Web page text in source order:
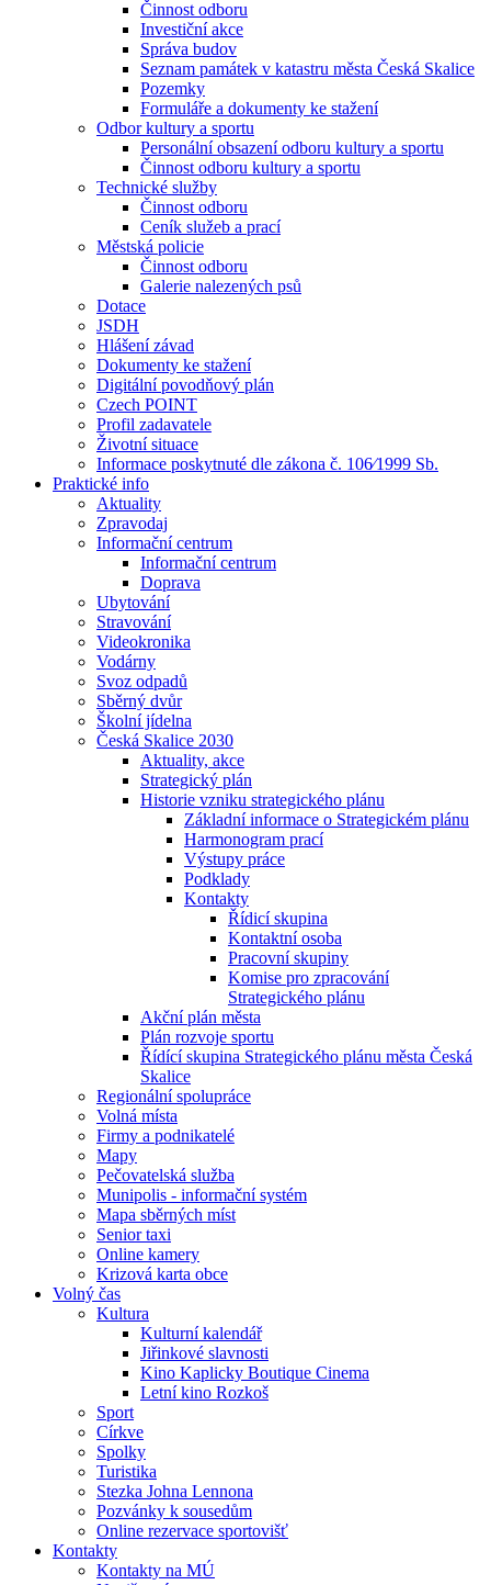
Činnost odboru
Investiční akce
Správa budov
Seznam památek v katastru města Česká Skalice
Pozemky
Formuláře a dokumenty ke stažení
Odbor kultury a sportu
Personální obsazení odboru kultury a sportu
Činnost odboru kultury a sportu
Technické služby
Činnost odboru
Ceník služeb a prací
Městská policie
Činnost odboru
Galerie nalezených psů
Dotace
JSDH
Hlášení závad
Dokumenty ke stažení
Digitální povodňový plán
Czech POINT
Profil zadavatele
Životní situace
Informace poskytnuté dle zákona č. 106⁄1999 Sb.
Praktické info
Aktuality
Zpravodaj
Informační centrum
Informační centrum
Doprava
Ubytování
Stravování
Videokronika
Vodárny
Svoz odpadů
Sběrný dvůr
Školní jídelna
Česká Skalice 2030
Aktuality, akce
Strategický plán
Historie vzniku strategického plánu
Základní informace o Strategickém plánu
Harmonogram prací
Výstupy práce
Podklady
Kontakty
Řídicí skupina
Kontaktní osoba
Pracovní skupiny
Komise pro zpracování
Strategického plánu
Akční plán města
Plán rozvoje sportu
Řídící skupina Strategického plánu města Česká
Skalice
Regionální spolupráce
Volná místa
Firmy a podnikatelé
Mapy
Pečovatelská služba
Munipolis - informační systém
Mapa sběrných míst
Senior taxi
Online kamery
Krizová karta obce
Volný čas
Kultura
Kulturní kalendář
Jiřinkové slavnosti
Kino Kaplicky Boutique Cinema
Letní kino Rozkoš
Sport
Církve
Spolky
Turistika
Stezka Johna Lennona
Pozvánky k sousedům
Online rezervace sportovišť
Kontakty
Kontakty na MÚ